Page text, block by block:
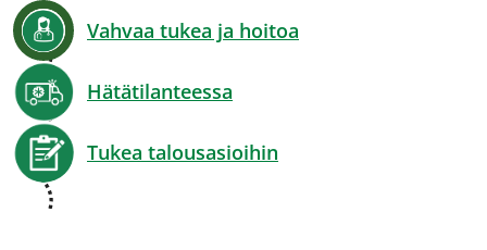
Vahvaa tukea ja hoitoa
Hätätilanteessa
Tukea talousasioihin